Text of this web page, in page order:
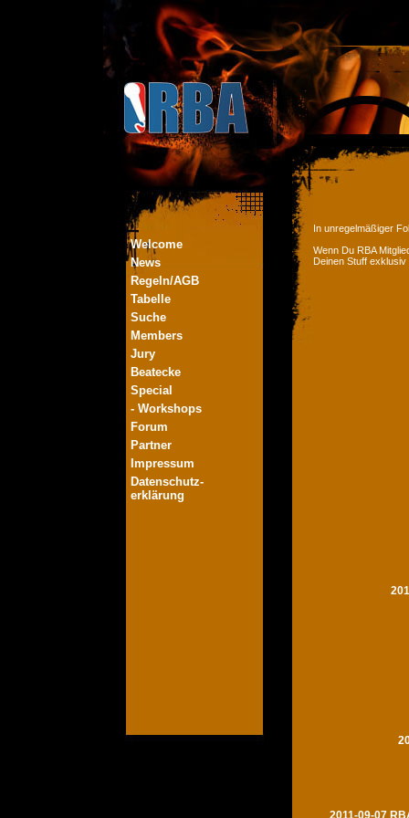
Welcome
News
Regeln/AGB
Tabelle
Suche
Members
Jury
Beatecke
Special
- Workshops
Forum
Partner
Impressum
Datenschutz-
erklärung
In unregelmäßiger
Wenn Du RBA
Deinen Stuff
2011-09-07